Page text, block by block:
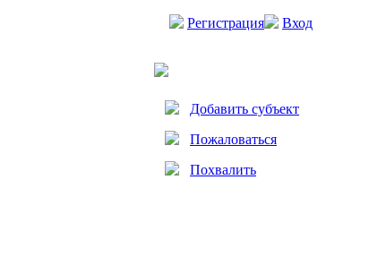
Регистрация Вход
Добавить субъект
Пожаловаться
Похвалить